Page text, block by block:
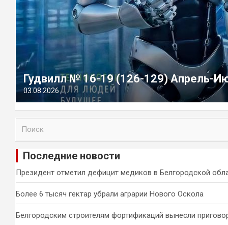
Гудвилл № 16-19 (126-129) Апрель-
03.08.2026
и
Последние новости
Президент отметил дефицит медиков в Белгородской
Более 6 тысяч гектар убрали аграрии Нового Оскола
Белгородским строителям фортификаций вынесли